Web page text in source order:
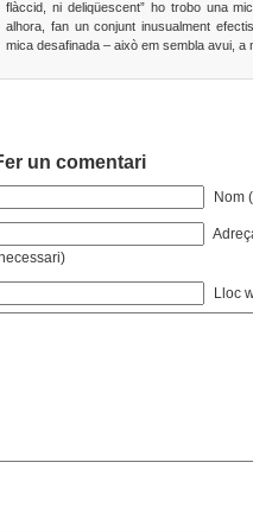
flàccid, ni deliqüescent” ho trobo una
alhora, fan un conjunt inusualment
mica desafinada – això em sembla avui, a
un comentari
Nom
Lloc